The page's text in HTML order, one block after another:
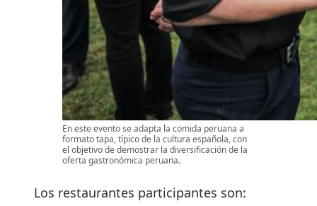
En este evento se adapta la comida peruana a
formato tapa, típico de la cultura española, con
el objetivo de demostrar la diversificación de la
oferta gastronómica peruana.
Los restaurantes participantes son: